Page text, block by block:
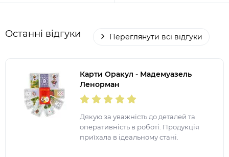
Останні відгуки Переглянути всі відгуки
Карти Оракул - Мадемуазель
Ленорман
Дякую за уважність до деталей та
оперативність в роботі. Продукція
приїхала в ідеальному стані.